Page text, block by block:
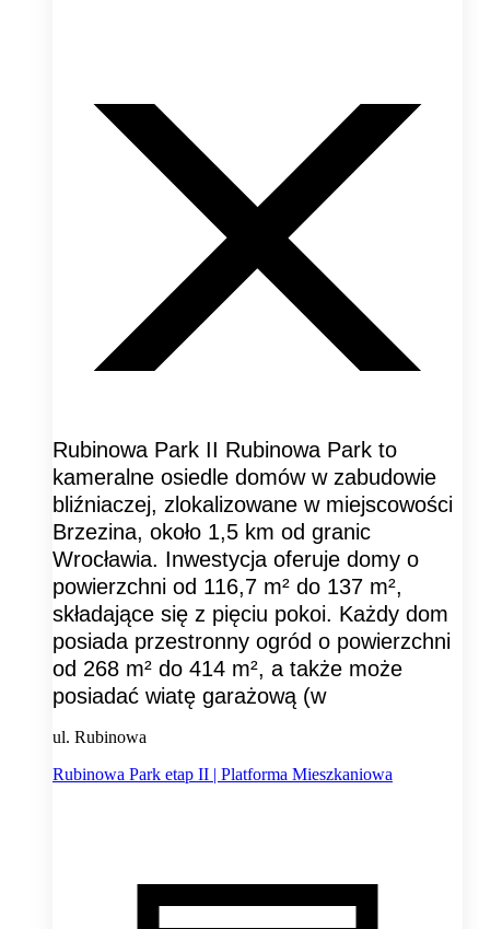
Rubinowa Park II Rubinowa Park to
kameralne osiedle domów w zabudowie
bliźniaczej, zlokalizowane w miejscowości
Brzezina, około 1,5 km od granic
Wrocławia. Inwestycja oferuje domy o
powierzchni od 116,7 m² do 137 m²,
składające się z pięciu pokoi. Każdy dom
posiada przestronny ogród o powierzchni
od 268 m² do 414 m², a także może
posiadać wiatę garażową (w
ul. Rubinowa
Rubinowa Park etap II | Platforma Mieszkaniowa